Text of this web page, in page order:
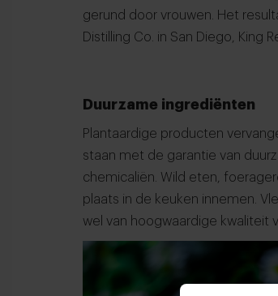
gerund door vrouwen. Het
Distilling Co. in San Diego, King
Duurzame ingrediënten
Plantaardige producten
staan ​​met de garantie van
chemicaliën. Wild eten,
plaats in de keuken innemen.
wel van hoogwaardige kwaliteit